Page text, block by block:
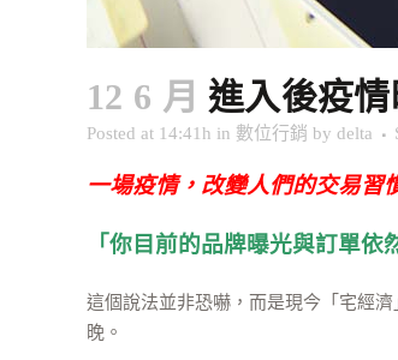
12 6 月 進入後疫
Posted at 14:41h in 數位行銷 by delta
一場疫情，改變人們的交易習
「你目前的品牌曝光與訂單依
這個說法並非恐嚇，而是現今「宅經
晚。